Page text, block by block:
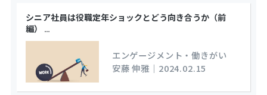
シニア社員は役職定年ショックとどう向き合うか（前
編）
…
エンゲージメント・働きがい
安藤 伸雅 ｜ 2024.02.15